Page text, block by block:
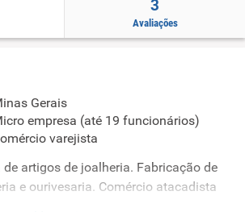
3
Avaliações
Gerais
empresa (até 19 funcionários)
varejista
artigos de joalheria. Fabricação de
e ourivesaria. Comércio atacadista